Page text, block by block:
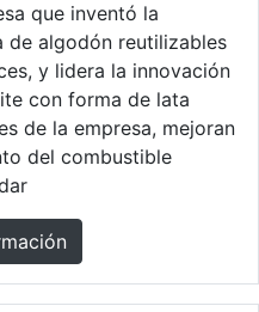
que inventó la
algodón reutilizables
y lidera la innovación
con forma de lata
de la empresa, mejoran
del combustible